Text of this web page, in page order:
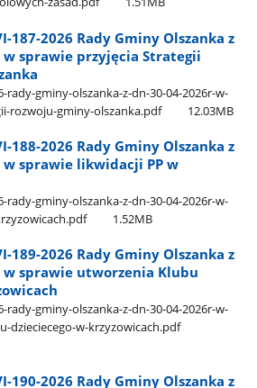
187-2026 Rady Gminy Olszanka z
w sprawie przyjęcia Strategii
rady-gminy-olszanka-z-dn-30-04-2026r-w-
rozwoju-gminy-olszanka.pdf
12.03MB
188-2026 Rady Gminy Olszanka z
w sprawie likwidacji PP w
rady-gminy-olszanka-z-dn-30-04-2026r-w-
1.52MB
189-2026 Rady Gminy Olszanka z
w sprawie utworzenia Klubu
rady-gminy-olszanka-z-dn-30-04-2026r-w-
dzieciecego-w-krzyzowicach.pdf
190-2026 Rady Gminy Olszanka z